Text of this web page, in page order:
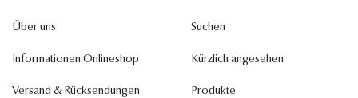
Über uns
Informationen Onlineshop
Versand & Rücksendungen
Suchen
Kürzlich angesehen
Produkte